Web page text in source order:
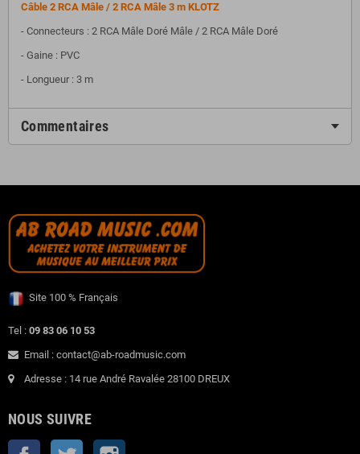
Câble 2 RCA Mâle / 2 RCA Mâle 3 m KLOTZ
- Connecteurs : 2 RCA Mâle Doré Mâle / 2 RCA Mâle Doré
- Gaine : PVC
- Longueur : 3 m
Commentaires
Site 100 % Français
Tel : 09 83 06 10 53
Email : contact@ab-roadmusic.com
Adresse : 14 rue André Ravalée 28100 DREUX
NOUS SUIVRE
Facebook Twitter